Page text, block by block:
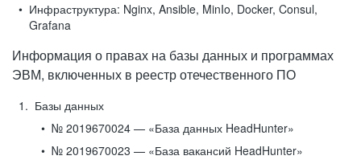
Инфраструктура: Nginx, Ansible, MinIo, Docker, Consul,
Grafana
Информация о правах на базы данных и программах
ЭВМ, включенных в реестр отечественного ПО
Базы данных
№ 2019670024 — «База данных HeadHunter»
№ 2019670023 — «База вакансий HeadHunter»